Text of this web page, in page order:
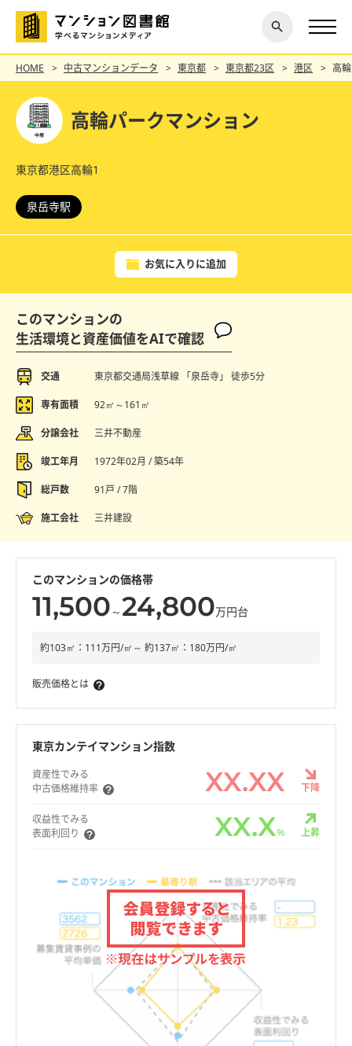
探す
閉じ
る
HOME 中古マンションデータ 東京都 東京都23区 港区 高
高輪パークマンション
東京都港区高輪1
泉岳寺駅
お気に入りに追加
このマンションの
生活環境と資産価値をAIで確認
交通 東京都交通局浅草線 「泉岳寺」 徒歩5分
専有面積 92㎡～161㎡
分譲会社 三井不動産
竣工年月 1972年02月 / 築54年
総戸数 91戸 / 7階
施工会社 三井建設
このマンションの価格帯
11,500 ～24,800万円台
約103㎡：111万円/㎡～ 約137㎡：180万円/㎡
販売価格とは
東京カンテイマンション指数
資産性でみる
中古価格維持率
XX.XX 下降
収益性でみる
表面利回り
XX.X% 上昇